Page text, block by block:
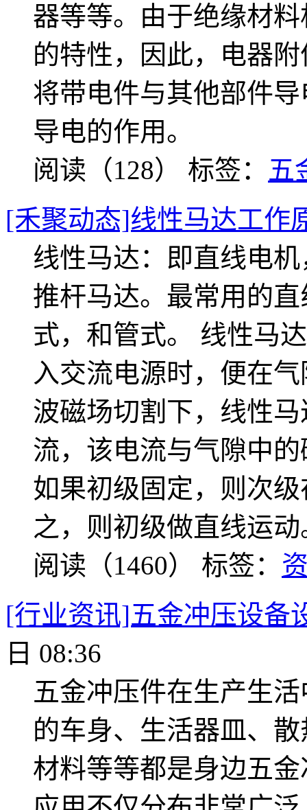
器等等。由于绝缘材
的特性，因此，电器
将带电件与其他部件
导电的作用。
阅读（128） 标签： 五
[禾聚动态]线性马达工作
线性马达：即直线电
推杆马达。最常用的
式，和管式。 线性马
入交流电源时，便在
波磁场切割下，线性
流，该电流与气隙中
如果初级固定，则次
之，则初级做直线运动
阅读（1460） 标签：
[行业资讯]五金冲压设备
日 08:36
五金冲压件在生产生
的车身、生活器皿、
材料等等都是身边五